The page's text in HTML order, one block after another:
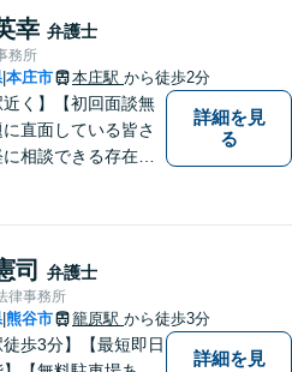
幸 弁護士
務所
|本庄市 本庄駅 から徒歩2分
近く】【初回面談無
直面している皆さ
相談できる存在に
可能】公平・公正
、事件の見通しを
えます。お気軽にご
さい。
詳細を見
る
司 弁護士
律事務所
|熊谷市 籠原駅 から徒歩3分
徒歩3分】【最短即日
詳細を見